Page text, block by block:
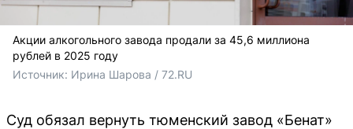
Акции алкогольного завода продали за 45,6 миллиона
рублей в 2025 году
Источник: Ирина Шарова / 72.RU
Суд обязал вернуть тюменский завод «Бенат»